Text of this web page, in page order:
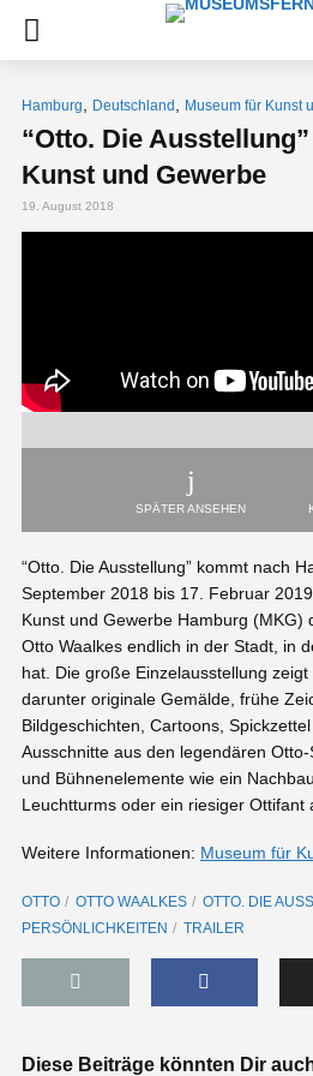
Hamburg Deutschland Museum für Kunst
“Otto. Die
Kunst und Gewerbe
19. August 2018
SPÄTER ANSEHEN
“Otto. Die Ausstellung” kommt nach
September 2018 bis 17. Februar
Kunst und Gewerbe Hamburg (MKG)
Otto Waalkes endlich in der Stadt, in
hat. Die große Einzelausstellung zeigt
darunter originale Gemälde, frühe
Bildgeschichten, Cartoons,
Ausschnitte aus den legendären
und Bühnenelemente wie ein
Leuchtturms oder ein riesiger Ottifant
Weitere Informationen: Museum für
OTTO OTTO WAALKES
OTTO. DIE
PERSÖNLICHKEITEN
TRAILER
Diese Beiträge könnten Dir